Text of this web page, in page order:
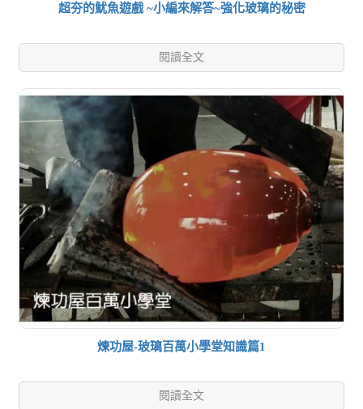
超夯的魷魚遊戲 ~小編來解答~強化玻璃的秘密
閱讀全文
煉功屋-玻璃百萬小學堂知識篇1
閱讀全文